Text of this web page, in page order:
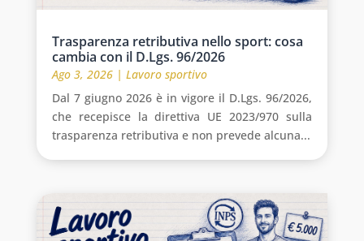
Trasparenza retributiva nello sport: cosa
cambia con il D.Lgs. 96/2026
Ago 3, 2026| Lavoro sportivo
Dal 7 giugno 2026 è in vigore il D.Lgs. 96/2026,
che recepisce la direttiva UE 2023/970 sulla
trasparenza retributiva e non prevede alcuna...